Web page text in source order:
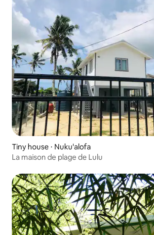
Tiny house ⋅ Nuku'alofa
La maison de plage de Lulu